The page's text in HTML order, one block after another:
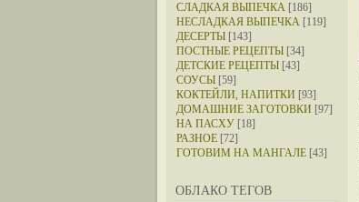
СЛАДКАЯ ВЫПЕЧКА [186]
НЕСЛАДКАЯ ВЫПЕЧКА [119]
ДЕСЕРТЫ [143]
ПОСТНЫЕ РЕЦЕПТЫ [34]
ДЕТСКИЕ РЕЦЕПТЫ [43]
СОУСЫ [59]
КОКТЕЙЛИ, НАПИТКИ [93]
ДОМАШНИЕ ЗАГОТОВКИ [97]
НА ПАСХУ [18]
РАЗНОЕ [72]
ГОТОВИМ НА МАНГАЛЕ [43]
ОБЛАКО ТЕГОВ